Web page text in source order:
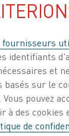
fournisseurs
identifiants
et
basés sur le
pouvez
à des
de